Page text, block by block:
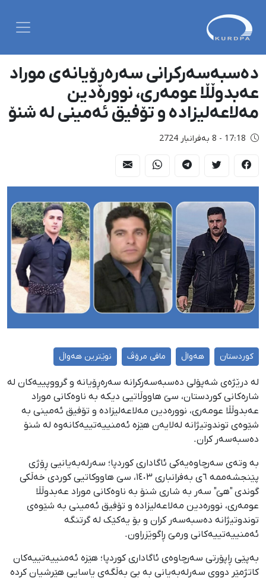
دەسبەسەرکرانی سەرەڕۆیانەی موراد
عەبدوڵڵا عومەری، نوورەدین
مەلاعەلیزادە و تۆفیق ئەمینی لە شنۆ
17:18 - 8 بەفرانبار 2724
کوردستان هەواڵ مافی مرۆڤ نوێترین هەواڵ
لە درێژەی شەپۆلی دەسبەسەرکرانە سەرەڕۆیانە و گرووپییەکان لە
شارەکانی کوردستان، سێ هاووڵاتیی دیکە بە ناوەکانی موراد
عەبدوڵڵا عومەری، نوورەدین مەلاعەلیزادە و تۆفیق ئەمینی بە
شێوەی توندوتیژانە لەلایەن هێزە ئەمنییەتییەکانەوە لە شنۆ
دەسبەسەر کران.
بە وتەی سەرچاوەیەکی ئاگاداری کوردپا؛ سەرلەبەیانیی ڕۆژی
پێنجشەممە ٦ی بەفرانباری ١٤٠٣، سێ هاووكاتیی کوردی خەڵکی
گوندی "هێ" سەر بە شاری شنۆ بە ناوەکانی موراد عەبدوڵڵا
عومەری، نوورەدین مەلاعەلیزادە و تۆفیق ئەمینی بە شێوەی
توندوتیژانە دەسبەسەر کران و بۆ یەکێک لە گرتنگە
ئەمنییەتییەکانی ورمێ ڕاگوێزراون.
بەپێی ڕاپۆرتی سەرچاوەی ئاگاداری کوردپا؛ هێزە ئەمنییەتییەکان
کاتژمێر دووی سەرلەبەیانی بە بێ بەڵگەی یاسایی هێرشیان کردە